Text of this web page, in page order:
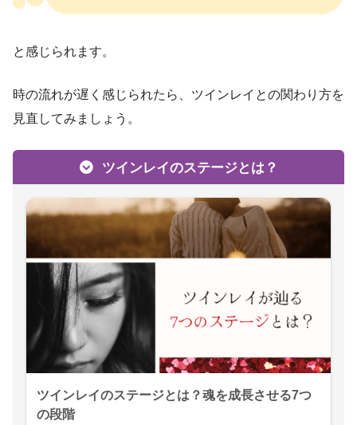
と感じられます。
時の流れが遅く感じられたら、ツインレイとの関わり方を
見直してみましょう。
ツインレイのステージとは？
ツインレイのステージとは？魂を成長させる7つ
の段階